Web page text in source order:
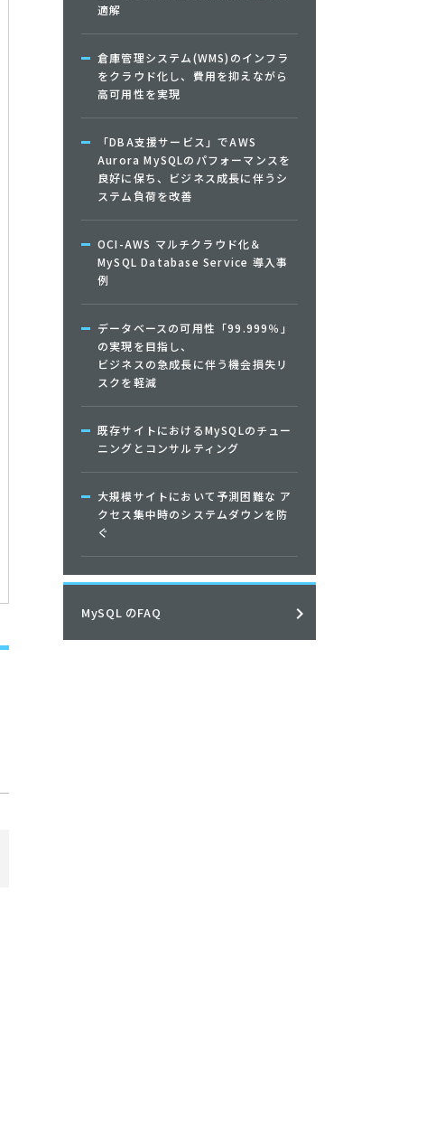
適解
倉庫管理システム(WMS)のインフラ
をクラウド化し、費用を抑えながら
高可用性を実現
「DBA支援サービス」でAWS
Aurora MySQLのパフォーマンスを
良好に保ち、ビジネス成長に伴うシ
ステム負荷を改善
OCI-AWS マルチクラウド化＆
MySQL Database Service 導入事
例
データベースの可用性「99.999％」
の実現を目指し、
ビジネスの急成長に伴う機会損失リ
スクを軽減
既存サイトにおけるMySQLのチュー
ニングとコンサルティング
大規模サイトにおいて予測困難な ア
クセス集中時のシステムダウンを防
ぐ
MySQL のFAQ